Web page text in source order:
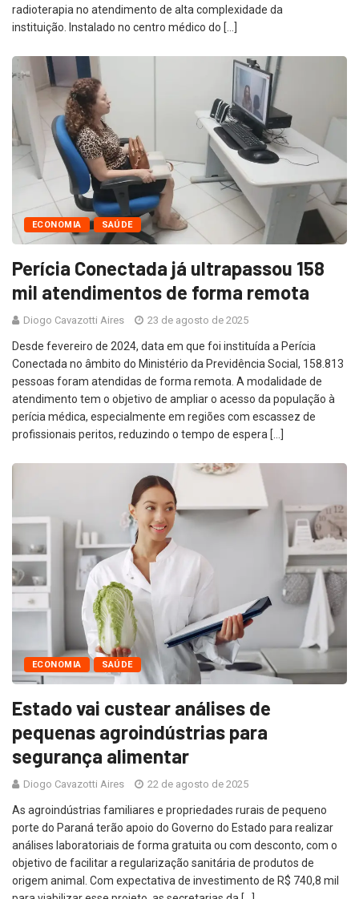
radioterapia no atendimento de alta complexidade da
instituição. Instalado no centro médico do […]
ECONOMIA SAÚDE
Perícia Conectada já ultrapassou 158
mil atendimentos de forma remota
Diogo Cavazotti Aires 23 de agosto de 2025
Desde fevereiro de 2024, data em que foi instituída a Perícia
Conectada no âmbito do Ministério da Previdência Social, 158.813
pessoas foram atendidas de forma remota. A modalidade de
atendimento tem o objetivo de ampliar o acesso da população à
perícia médica, especialmente em regiões com escassez de
profissionais peritos, reduzindo o tempo de espera […]
ECONOMIA SAÚDE
Estado vai custear análises de
pequenas agroindústrias para
segurança alimentar
Diogo Cavazotti Aires 22 de agosto de 2025
As agroindústrias familiares e propriedades rurais de pequeno
porte do Paraná terão apoio do Governo do Estado para realizar
análises laboratoriais de forma gratuita ou com desconto, com o
objetivo de facilitar a regularização sanitária de produtos de
origem animal. Com expectativa de investimento de R$ 740,8 mil